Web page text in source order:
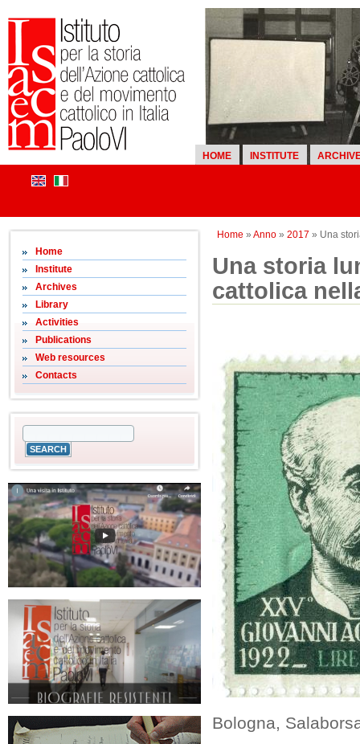
HOME INSTITUTE
Home » Anno» 2017 » Una
Home
Institute
Archives
Library
Activities
Publications
Web resources
Contacts
Una storia
cattolica
Bologna,